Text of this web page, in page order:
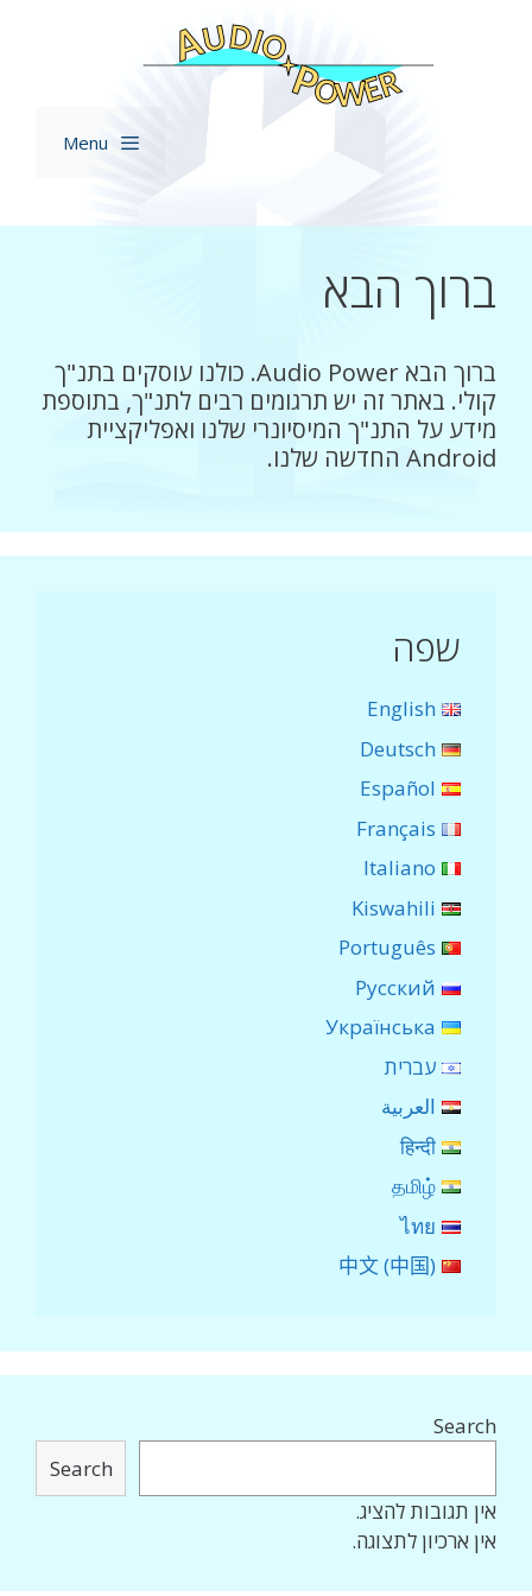
Menu
ברוך הבא
ברוך הבא Audio Power. כולנו עוסקים בתנ"ך
קולי. באתר זה יש תרגומים רבים לתנ"ך, בתוספת
מידע על התנ"ך המיסיונרי שלנו ואפליקציית
Android החדשה שלנו.
שפה
English
Deutsch
Español
Français
Italiano
Kiswahili
Português
Русский
Українська
עברית
العربية
हिन्दी
தமிழ்
ไทย
中文 (中国)
Search
Search
אין תגובות להציג.
אין ארכיון לתצוגה.